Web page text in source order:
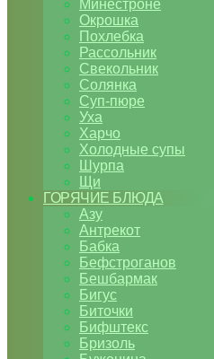
Минестроне
Окрошка
Похлебка
Рассольник
Свекольник
Солянка
Суп-пюре
Уха
Харчо
Холодные супы
Шурпа
Щи
ГОРЯЧИЕ БЛЮДА
Азу
Антрекот
Бабка
Бефстроганов
Бешбармак
Бигус
Биточки
Бифштекс
Бризоль